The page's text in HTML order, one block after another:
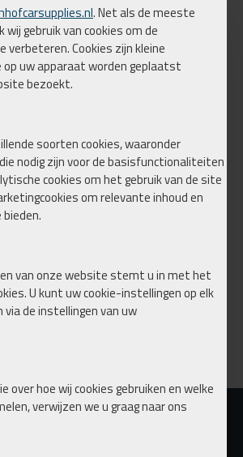
. Net als de meeste
gebruik van cookies om de
verbeteren. Cookies zijn kleine
uw apparaat worden geplaatst
bezoekt.
soorten cookies, waaronder
nodig zijn voor de basisfunctionaliteiten
cookies om het gebruik van de site
om relevante inhoud en
van onze website stemt u in met het
U kunt uw cookie-instellingen op elk
de instellingen van uw
over hoe wij cookies gebruiken en welke
verwijzen we u graag naar ons
Koop nu
MK1
Koop nu